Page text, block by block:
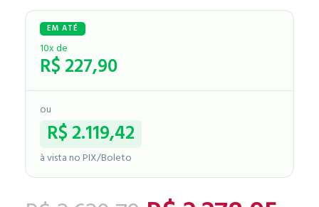
10x de
R$227,90
ou
R$2.119,42
à vista no PIX/Boleto